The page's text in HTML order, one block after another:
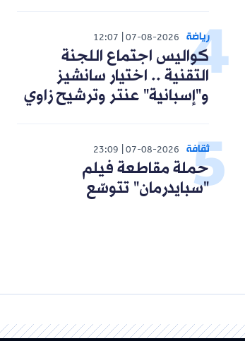
07-08-2026
12:07
اجتماع اللجنة
.. اختيار سانشيز
عنتر وترشيح زاوي
07-08-2026
23:09
مقاطعة فيلم
تتوسّع